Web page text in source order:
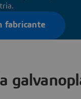
fabricante